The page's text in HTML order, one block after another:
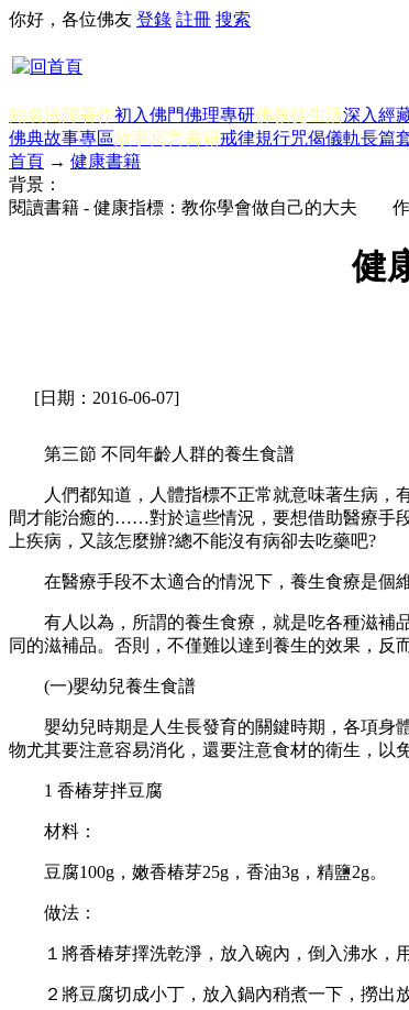
你好，各位佛友 登錄 註冊 搜索
知名法師著作初入佛門佛理專研佛教徒生活深入經
佛典故事專區故事寓言書籍戒律規行咒偈儀軌長篇
首頁 → 健康書籍
背景：
閱讀書籍 - 健康指標：教你學會做自己的大夫
健
[日期：2016-06-07]
第三節 不同年齡人群的養生食譜
人們都知道，人體指標不正常就意味著生病，有
間才能治癒的……對於這些情況，要想借助醫療手
上疾病，又該怎麼辦?總不能沒有病卻去吃藥吧?
在醫療手段不太適合的情況下，養生食療是個維
有人以為，所謂的養生食療，就是吃各種滋補品
同的滋補品。否則，不僅難以達到養生的效果，反
(一)嬰幼兒養生食譜
嬰幼兒時期是人生長發育的關鍵時期，各項身體
物尤其要注意容易消化，還要注意食材的衛生，以
1 香椿芽拌豆腐
材料：
豆腐100g，嫩香椿芽25g，香油3g，精鹽2g。
做法：
１將香椿芽擇洗乾淨，放入碗內，倒入沸水，用
２將豆腐切成小丁，放入鍋內稍煮一下，撈出放